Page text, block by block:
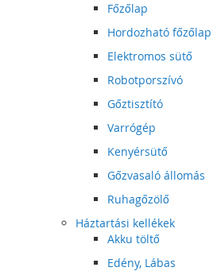
Főzőlap
Hordozható főzőlap
Elektromos sütő
Robotporszívó
Gőztisztító
Varrógép
Kenyérsütő
Gőzvasaló állomás
Ruhagőzölő
Háztartási kellékek
Akku töltő
Edény, Lábas